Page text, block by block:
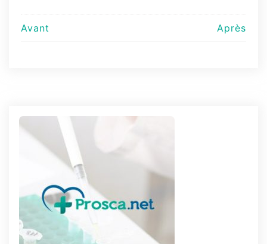
Navigation
Avant Après